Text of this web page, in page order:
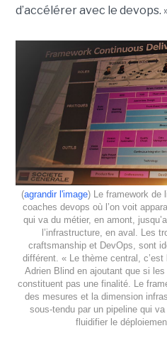
d’accélérer avec le devops.
(agrandir l'image) Le framework de
coaches devops où l’on voit
qui va du métier, en amont,
l’infrastructure, en aval. Les
craftsmanship et DevOps, sont
différent. « Le thème central,
Adrien Blind en ajoutant que si
constituent pas une finalité. Le
des mesures et la dimension
sous-tendu par un pipeline qui
fluidifier le